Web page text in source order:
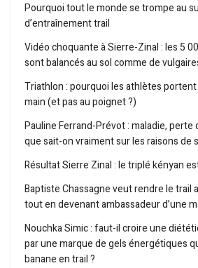
Pourquoi tout le monde se trompe au
d’entraînement trail
Vidéo choquante à Sierre-Zinal : les 5
sont balancés au sol comme de
Triathlon : pourquoi les athlètes portent
main (et pas au poignet ?)
Pauline Ferrand-Prévot : maladie, perte
que sait-on vraiment sur les raisons de
Résultat Sierre Zinal : le triplé kényan
Baptiste Chassagne veut rendre le trail
tout en devenant ambassadeur d’une
Nouchka Simic : faut-il croire une
par une marque de gels énergétiques
banane en trail ?